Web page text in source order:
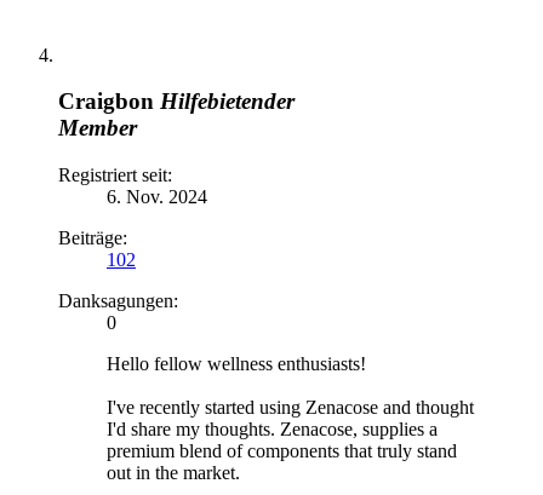
Craigbon Hilfebietender
Member
Registriert seit:
6. Nov. 2024
Beiträge:
102
Danksagungen:
0
Hello fellow wellness enthusiasts!
I've recently started using Zenacose and thought
I'd share my thoughts. Zenacose, supplies a
premium blend of components that truly stand
out in the market.